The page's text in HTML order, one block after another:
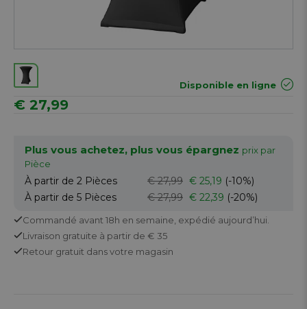
Disponible en ligne
€ 27,99
Plus vous achetez, plus vous épargnez prix par
Pièce
À partir de 2 Pièces € 27,99 € 25,19 (-10%)
À partir de 5 Pièces € 27,99 € 22,39 (-20%)
Commandé avant 18h en semaine, expédié aujourd’hui.
Livraison gratuite à partir de € 35
Retour gratuit dans votre magasin